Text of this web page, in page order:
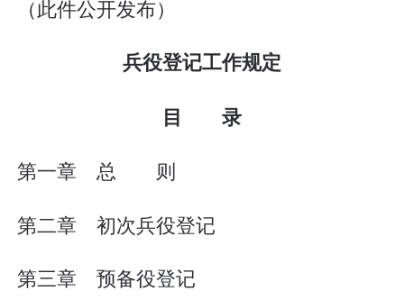
（此件公开发布）
兵役登记工作规定
目 录
第一章 总 则
第二章 初次兵役登记
第三章 预备役登记